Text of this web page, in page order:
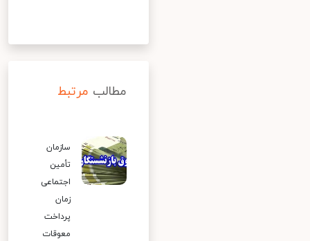
مطالب مرتبط
سازمان
تأمین
اجتماعی
زمان
پرداخت
معوقات